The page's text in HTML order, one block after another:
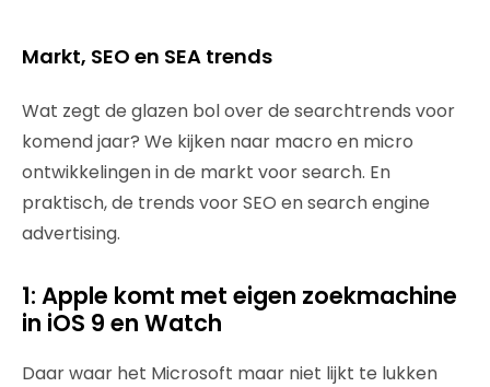
Markt, SEO en SEA trends
Wat zegt de glazen bol over de searchtrends voor
komend jaar? We kijken naar macro en micro
ontwikkelingen in de markt voor search. En
praktisch, de trends voor SEO en search engine
advertising.
1: Apple komt met eigen zoekmachine
in iOS 9 en Watch
Daar waar het Microsoft maar niet lijkt te lukken